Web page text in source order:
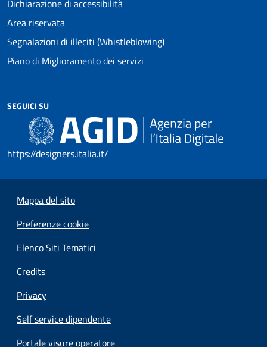
Dichiarazione di accessibilità
Area riservata
Segnalazioni di illeciti (Whistleblowing)
Piano di Miglioramento dei servizi
SEGUICI SU
https://designers.italia.it/
Mappa del sito
Preferenze cookie
Elenco Siti Tematici
Credits
Privacy
Self service dipendente
Portale visure operatore